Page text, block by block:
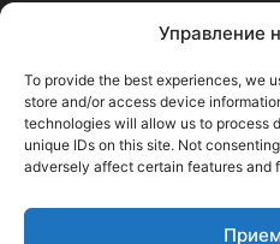
Управление
To provide the best experiences, we
store and/or access device
technologies will allow us to process
unique IDs on this site. Not
adversely affect certain features and
PlovdivDerby.com е първата
Свържи се с нас: